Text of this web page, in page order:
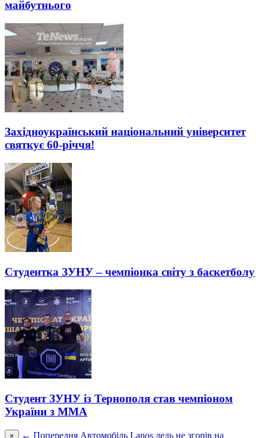
майбутнього
Західноукраїнський національний університет
святкує 60-річчя!
Студентка ЗУНУ – чемпіонка світу з баскетболу
Студент ЗУНУ із Тернополя став чемпіоном
України з ММА
× ← Попередня Автомобіль Lanos ледь не згорів на